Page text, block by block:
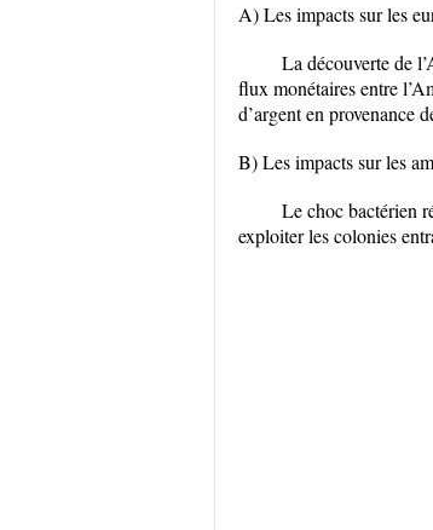
A) Les impacts sur les
La découverte de
flux monétaires entre
d’argent en provenance
B) Les impacts sur les
Le choc bactérien
exploiter les colonies